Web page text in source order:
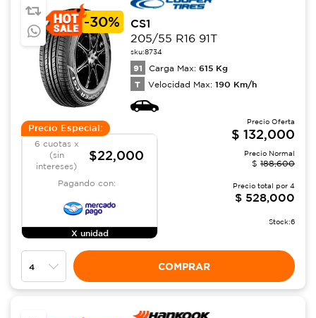
-30%
CS1
205/55 R16 91T
sku:8734
91 Carga Max: 615 Kg
T Velocidad Max: 190 Km/h
Precio Especial:
6 cuotas x
(sin
intereses)
$22,000
Pagando con:
X unidad
Precio Oferta
$ 132,000
Precio Normal
$ 188,600
Precio total por 4
$ 528,000
Stock:6
COMPRAR